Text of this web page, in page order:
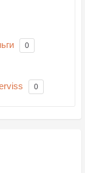
0
0